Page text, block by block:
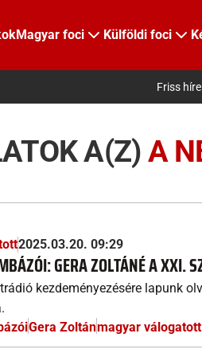
Magyar foci Külföldi foci
Friss
A(Z) A
2025.03.20. 09:29
GERA ZOLTÁNÉ A XXI.
kezdeményezésére lapunk
Gera Zoltánmagyar válogatott